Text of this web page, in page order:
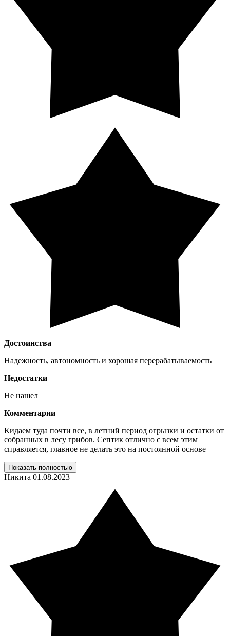
Достоинства
Надежность, автономность и хорошая перерабатываемость
Недостатки
Не нашел
Комментарии
Кидаем туда почти все, в летний период огрызки и остатки от
собранных в лесу грибов. Септик отлично с всем этим
справляется, главное не делать это на постоянной основе
Показать полностью
Никита 01.08.2023